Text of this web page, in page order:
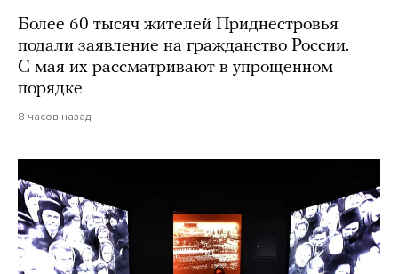
Более 60 тысяч жителей Приднестровья
подали заявление на гражданство России.
С мая их рассматривают в упрощенном
порядке
8 часов назад